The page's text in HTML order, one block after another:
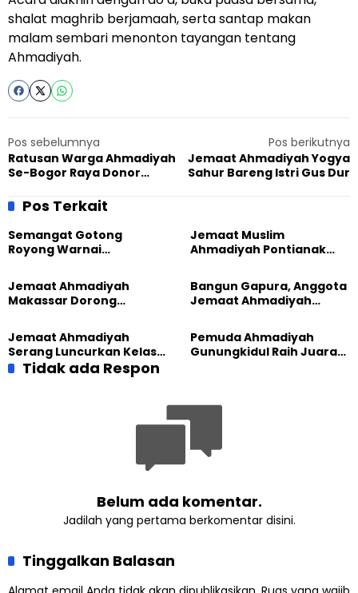
shalat maghrib berjamaah, serta santap makan
malam sembari menonton tayangan tentang
Ahmadiyah.
Pos sebelumnya
Ratusan Warga Ahmadiyah
Se-Bogor Raya Donor
Pos berikutnya
Jemaat Ahmadiyah Yogya
Sahur Bareng Istri Gus Dur
Pos Terkait
Semangat Gotong
Royong Warnai
Masjid di Jemaat
Ahmadiyah Sukapura
Jemaat Muslim
Ahmadiyah Pontianak
Jemaat Ahmadiyah
Makassar Dorong
Lewat Edukasi Ekoteologi
Bangun Gapura, Anggota
Jemaat Ahmadiyah
Sambut HUT RI ke-81
Jemaat Ahmadiyah
Serang Luncurkan Kelas
Tatar, Fokus Cetak
Pemuda Ahmadiyah
Gunungkidul Raih Juara
Tidak ada Respon
Belum ada komentar.
Jadilah yang pertama berkomentar disini.
Tinggalkan Balasan